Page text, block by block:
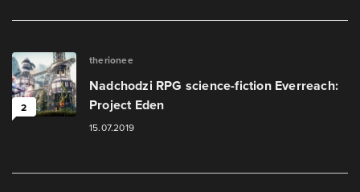
2
therionee
Nadchodzi RPG science-fiction Everreach:
Project Eden
15.07.2019